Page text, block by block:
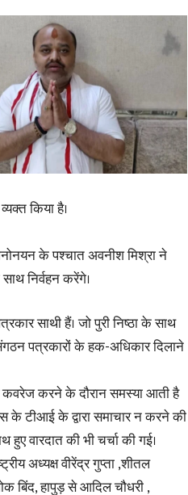
Hindi,
Today
Hindi
News
किया है।
के पश्चात अवनीश मिश्रा ने
निर्वहन करेंगे।
साथी हैं। जो पुरी निष्ठा के साथ
पत्रकारों के हक-अधिकार दिलाने
कवरेज करने के दौरान समस्या आती है
टीआई के द्वारा समाचार न करने की
वारदात की भी चर्चा की गई।
अध्यक्ष वीरेंद्र गुप्ता ,शीतल
बिंद, हापुड़ से आदिल चौधरी ,